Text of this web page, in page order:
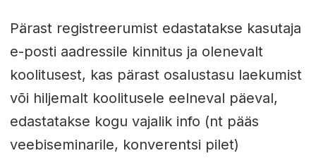
Pärast registreerumist edastatakse kasutaja
e-posti aadressile kinnitus ja olenevalt
koolitusest, kas pärast osalustasu laekumist
või hiljemalt koolitusele eelneval päeval,
edastatakse kogu vajalik info (nt pääs
veebiseminarile, konverentsi pilet)